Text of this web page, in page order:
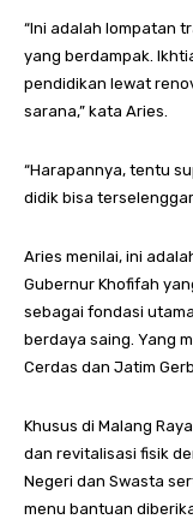
“Ini adalah lompatan
yang berdampak.
pendidikan lewat
sarana,” kata Aries.
“Harapannya, tentu
didik bisa
Aries menilai, ini
Gubernur Khofifah
sebagai fondasi
berdaya saing. Yang
Cerdas dan Jatim
Khusus di Malang
dan revitalisasi fisik
Negeri dan Swasta
menu bantuan